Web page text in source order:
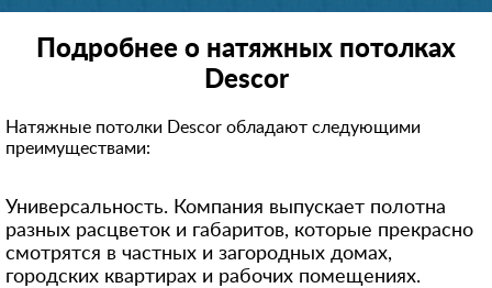
Подробнее о натяжных потолках
Descor
Натяжные потолки Descor обладают следующими
преимуществами:
Универсальность. Компания выпускает полотна
разных расцветок и габаритов, которые прекрасно
смотрятся в частных и загородных домах,
городских квартирах и рабочих помещениях.